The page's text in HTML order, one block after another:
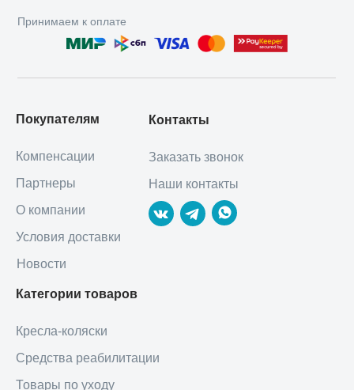
Покупателям
Компенсации
Партнеры
О компании
Условия доставки
Категории товаров
Кресла-коляски
Средства реабилитации
Товары по уходу
Контакты
Заказать звонок
Наши контакты
Новости
Принимаем к оплате